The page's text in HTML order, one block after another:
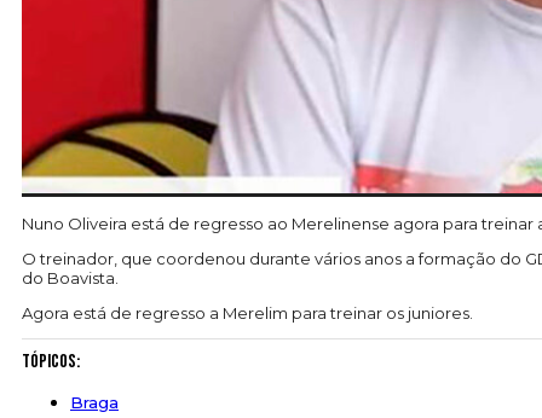
Nuno Oliveira está de regresso ao Merelinense agora para treinar
O treinador, que coordenou durante vários anos a formação do
do Boavista.
Agora está de regresso a Merelim para treinar os juniores.
Tópicos:
Braga